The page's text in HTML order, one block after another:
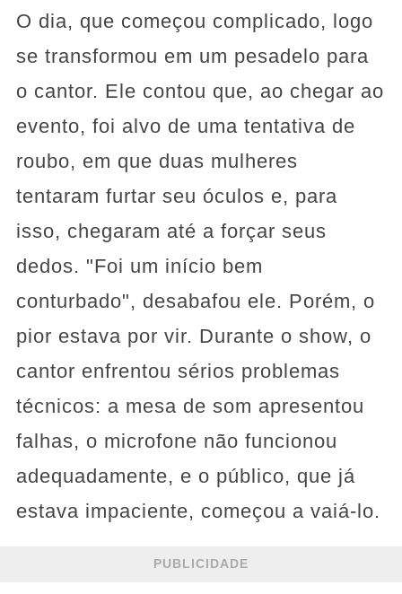
O dia, que começou complicado, logo
se transformou em um pesadelo para
o cantor. Ele contou que, ao chegar ao
evento, foi alvo de uma tentativa de
roubo, em que duas mulheres
tentaram furtar seu óculos e, para
isso, chegaram até a forçar seus
dedos. "Foi um início bem
conturbado", desabafou ele. Porém, o
pior estava por vir. Durante o show, o
cantor enfrentou sérios problemas
técnicos: a mesa de som apresentou
falhas, o microfone não funcionou
adequadamente, e o público, que já
estava impaciente, começou a vaiá-lo.
PUBLICIDADE